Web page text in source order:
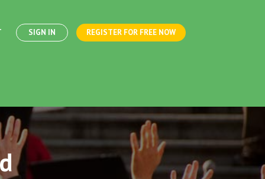
SIGN IN REGISTER FOR FREE NOW